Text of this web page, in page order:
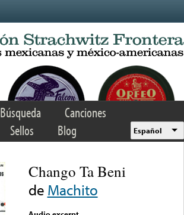
Búsqueda
Canciones
Sellos Blog Español
Chango Ta Beni
de Machito